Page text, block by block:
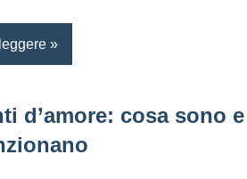
d’amore: cosa sono e